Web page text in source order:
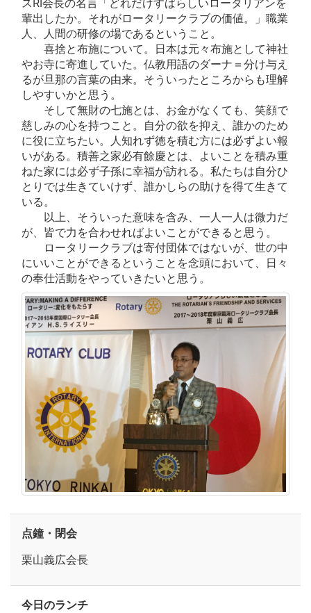
輩出したか。それがロータリークラブの価値。」職業
人、人間の研修の場であるということ。
喜捨と布施について。日本は元々布施として神社
やお寺に寄進していた。仏教用語のダーナ＝分け与え
るが旦那の言葉の由来。そういったところからも理解
しやすいかと思う。
そして無財の七施とは、お金がなくても、笑顔で
慈しみの心を持つこと。自分の欲を抑え、誰かのため
に役に立ちたい。人知れず徳を積む方には必ずよい報
いがある。積善之家必有餘慶とは、よいことを積み重
ねた家には必ず子孫に幸福が訪れる。私たちは自分ひ
とりでは生きていけず、誰かしらの助けを得て生きて
いる。
以上、そういった意味を含み、一人一人は微力だ
が、皆で力を合わせればよいことができると思う。
ロータリークラブは寄付団体ではないが、世の中
にいいことができるということを念頭において、日々
の奉仕活動をやっていきたいと思う。
点鐘・閉会
栗山義広会長
今日のランチ